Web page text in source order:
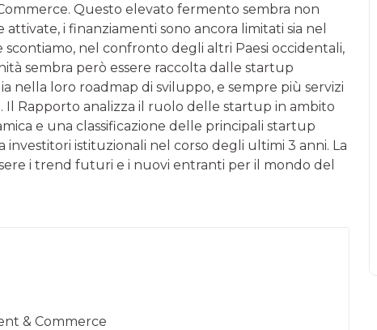
Questo elevato fermento sembra non
i finanziamenti sono ancora limitati sia nel
nel confronto degli altri Paesi occidentali,
sembra però essere raccolta dalle startup
nella loro roadmap di sviluppo, e sempre più servizi
Il Rapporto analizza il ruolo delle startup in ambito
e una classificazione delle principali startup
istituzionali nel corso degli ultimi 3 anni. La
i trend futuri e i nuovi entranti per il mondo del
& Commerce